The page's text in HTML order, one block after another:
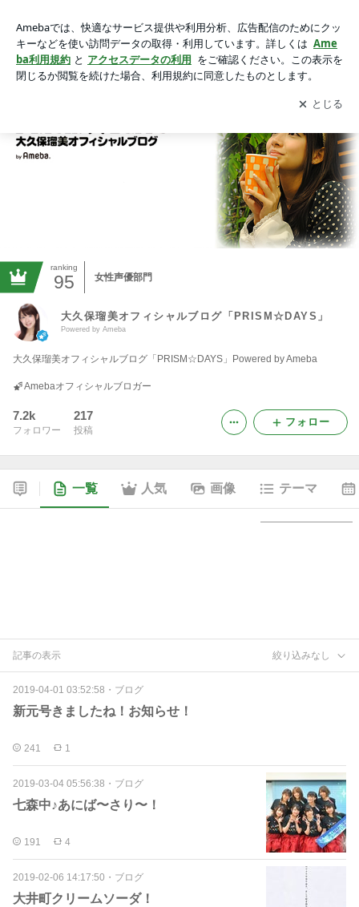
y Amebaアプリをダウンロードして ブログの更新通知
を受け取りまし
ょう。
開く
ranking
95 女性声優部門
大久保瑠美オフィシャルブログ「PRISM☆DAYS」
Powered by Ameba
大久保瑠美オフィシャルブログ「PRISM☆DAYS」Powered by Ameba
Amebaオフィシャルブロガー
7.2k
フォロワー
217
投稿
フォロー
一覧 人気 画像 テーマ
記事の表示 絞り込みなし
2019-04-01 03:52:58 ・ ブログ
新元号きましたね！お知らせ！
241 1
2019-03-04 05:56:38 ・ ブログ
七森中♪あにば〜さり〜！
191 4
2019-02-06 14:17:50 ・ ブログ
大井町クリームソーダ！